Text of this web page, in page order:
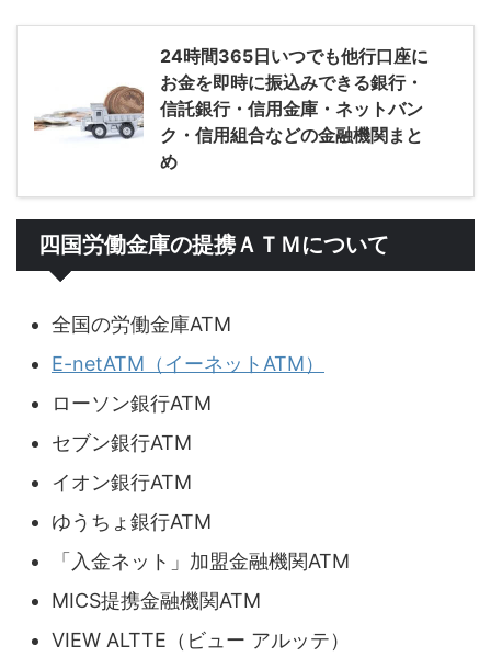
24時間365日いつでも他行口座に
お金を即時に振込みできる銀行・
信託銀行・信用金庫・ネットバン
ク・信用組合などの金融機関まと
め
四国労働金庫の提携ＡＴＭについて
全国の労働金庫ATM
E-netATM（イーネットATM）
ローソン銀行ATM
セブン銀行ATM
イオン銀行ATM
ゆうちょ銀行ATM
「入金ネット」加盟金融機関ATM
MICS提携金融機関ATM
VIEW ALTTE（ビュー アルッテ）